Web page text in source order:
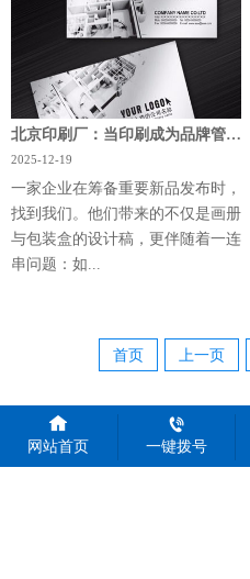
北京印刷厂：当印刷成为品牌管理的延伸
2025-12-19
一家企业在筹备重要新品发布时，
找到我们。他们带来的不仅是画册
与包装盒的设计稿，更伴随着一连
串问题：如...
首页 上一页
网站首页 一键拨号